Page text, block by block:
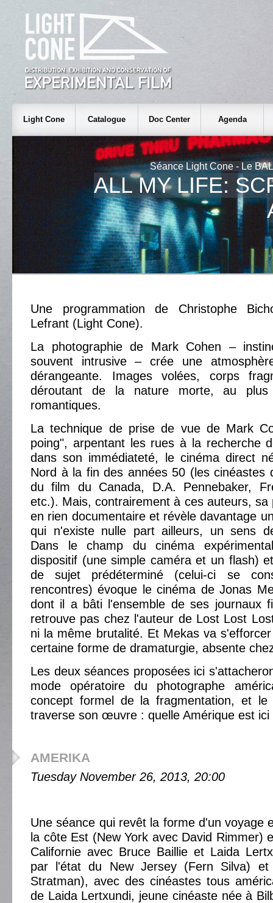
Light Cone Catalogue Doc Center Agenda
Séance Light Cone - Le
ALL MY LIFE:
Une programmation de Christophe
Lefrant (Light Cone).
La photographie de Mark Cohen –
souvent intrusive – crée une
dérangeante. Images volées, corps
déroutant de la nature morte, au
romantiques.
La technique de prise de vue de Mark
poing", arpentant les rues à la recherche
dans son immédiateté, le cinéma direct
Nord à la fin des années 50 (les cinéastes
du film du Canada, D.A. Pennebaker,
etc.). Mais, contrairement à ces auteurs, sa
en rien documentaire et révèle davantage
qui n'existe nulle part ailleurs, un sens
Dans le champ du cinéma
dispositif (une simple caméra et un flash)
de sujet prédéterminé (celui-ci se
rencontres) évoque le cinéma de Jonas
dont il a bâti l'ensemble de ses journaux
retrouve pas chez l'auteur de Lost Lost
ni la même brutalité. Et Mekas va
certaine forme de dramaturgie, absente
Les deux séances proposées ici
mode opératoire du photographe
concept formel de la fragmentation, et le
traverse son œuvre : quelle Amérique est ici
AMERIKA
Tuesday November 26, 2013, 20:00
Une séance qui revêt la forme d'un voyage
la côte Est (New York avec David Rimmer)
Californie avec Bruce Baillie et Laida
par l'état du New Jersey (Fern Silva) et
Stratman), avec des cinéastes tous
de Laida Lertxundi, jeune cinéaste née à